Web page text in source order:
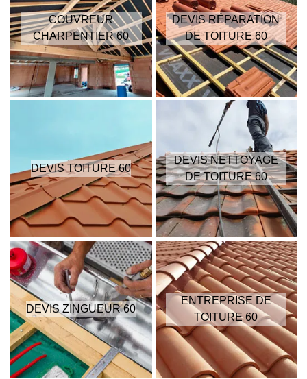
COUVREUR
CHARPENTIER 60
DEVIS RÉPARATION
DE TOITURE 60
DEVIS TOITURE 60
DEVIS NETTOYAGE
DE TOITURE 60
DEVIS ZINGUEUR 60
ENTREPRISE DE
TOITURE 60